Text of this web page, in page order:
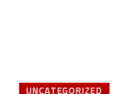
UNCATEGORIZED